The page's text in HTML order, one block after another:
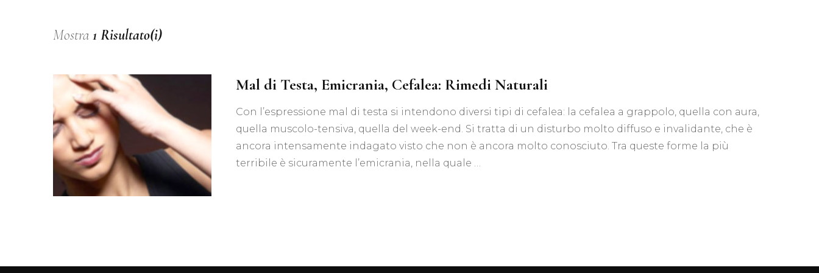
Richiedi Informazioni
Mostra 1 Risultato(i)
Mal di Testa, Emicrania, Cefalea: Rimedi Naturali
Con l’espressione mal di testa si intendono diversi tipi di cefalea: la cefalea a grappolo, quella con aura,
quella muscolo-tensiva, quella del week-end. Si tratta di un disturbo molto diffuso e invalidante, che è
ancora intensamente indagato visto che non è ancora molto conosciuto. Tra queste forme la più
terribile è sicuramente l’emicrania, nella quale …